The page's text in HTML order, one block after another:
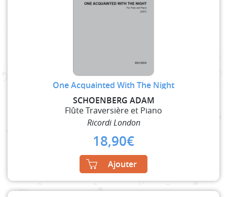
One Acquainted With The Night
SCHOENBERG ADAM
Flûte Traversière et Piano
Ricordi London
18,90€
Ajouter